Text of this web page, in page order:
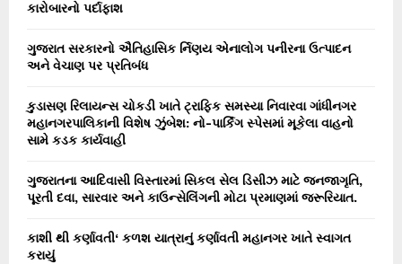
કારોબારનો પર્દાફાશ
ગુજરાત સરકારનો ઐતિહાસિક ર્નિણય એનાલોગ પનીરના ઉત્પાદન
અને વેચાણ પર પ્રતિબંધ
કુડાસણ રિલાયન્સ ચોકડી ખાતે ટ્રાફિક સમસ્યા નિવારવા ગાંધીનગર
મહાનગરપાલિકાની વિશેષ ઝુંબેશ: નો-પાર્કિંગ સ્પેસમાં મૂકેલા વાહનો
સામે કડક કાર્યવાહી
ગુજરાતના આદિવાસી વિસ્તારમાં સિકલ સેલ ડિસીઝ માટે જનજાગૃતિ,
પૂરતી દવા, સારવાર અને કાઉન્સેલિંગની મોટા પ્રમાણમાં જરૂરિયાત.
કાશી થી કર્ણાવતી‘ કળશ યાત્રાનું કર્ણાવતી મહાનગર ખાતે સ્વાગત
કરાયું